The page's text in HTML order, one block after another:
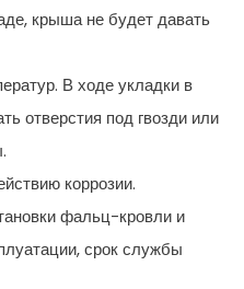
крыша не будет давать
В ходе укладки в
отверстия под гвозди или
коррозии.
фальц-кровли и
срок службы